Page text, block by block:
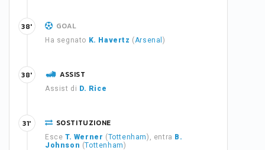
GOAL
Ha segnato K. Havertz (Arsenal)
38'
ASSIST
Assist di D. Rice
38'
SOSTITUZIONE
Esce T. Werner (Tottenham), entra B.
Johnson (Tottenham)
31'